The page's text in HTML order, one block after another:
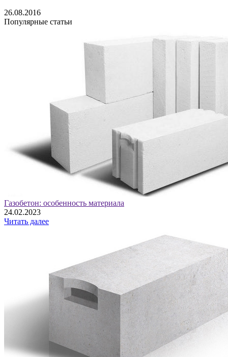
26.08.2016
Популярные статьи
Газобетон: особенность материала
24.02.2023
Читать далее